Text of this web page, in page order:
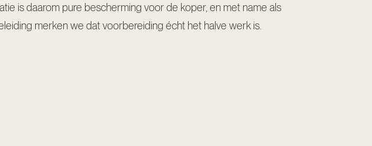
is daarom pure bescherming voor de koper, en met name als
merken we dat voorbereiding écht het halve werk is.